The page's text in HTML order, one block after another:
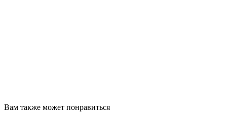
Вам также может понравиться